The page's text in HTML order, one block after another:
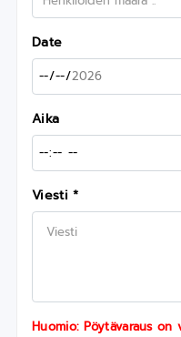
Date
Aika
Viesti *
Huomio: Pöytävaraus